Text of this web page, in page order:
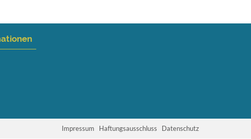
Impressum Haftungsausschluss Datenschutz